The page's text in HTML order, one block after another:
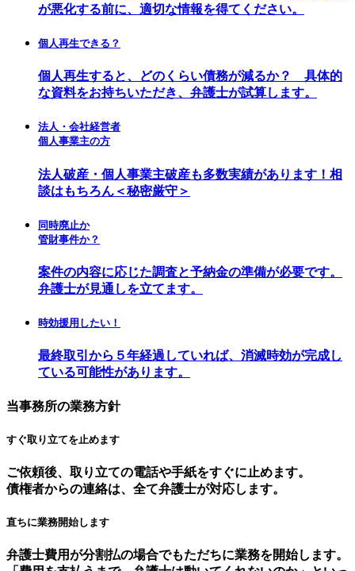
が悪化する前に、適切な情報を得てください。
個人再生できる？
個人再生すると、どのくらい債務が減るか？ 具体的
な資料をお持ちいただき、弁護士が試算します。
法人・会社経営者
個人事業主の方
法人破産・個人事業主破産も多数実績があります！相
談はもちろん＜秘密厳守＞
同時廃止か
管財事件か？
案件の内容に応じた調査と予納金の準備が必要です。
弁護士が見通しを立てます。
時効援用したい！
最終取引から５年経過していれば、消滅時効が完成し
ている可能性があります。
当事務所の業務方針
すぐ取り立てを止めます
ご依頼後、取り立ての電話や手紙をすぐに止めます。
債権者からの連絡は、全て弁護士が対応します。
直ちに業務開始します
弁護士費用が分割払の場合でもただちに業務を開始します。